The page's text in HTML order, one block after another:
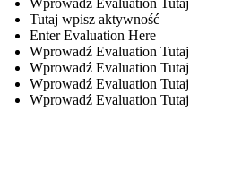
Wprowadź Evaluation Tutaj
Tutaj wpisz aktywność
Enter Evaluation Here
Wprowadź Evaluation Tutaj
Wprowadź Evaluation Tutaj
Wprowadź Evaluation Tutaj
Wprowadź Evaluation Tutaj